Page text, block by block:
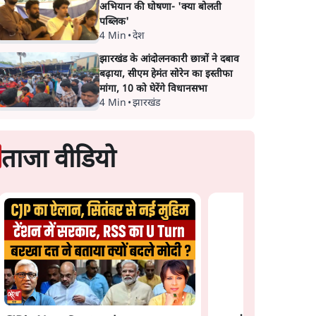
फँस
भागवत बोले- 'जेन ज़ी पर
आँख मूंदकर भरोसा,
आंदोलन देश-विरोधी नहीं';
अभियान की घोषणा- 'क्या बोलती
पब्लिक'
4 Min •देश
झारखंड के आंदोलनकारी छात्रों ने दबाव
बढ़ाया, सीएम हेमंत सोरेन का इस्तीफा
मांगा, 10 को घेरेंगे विधानसभा
4 Min •झारखंड
ताजा वीडियो